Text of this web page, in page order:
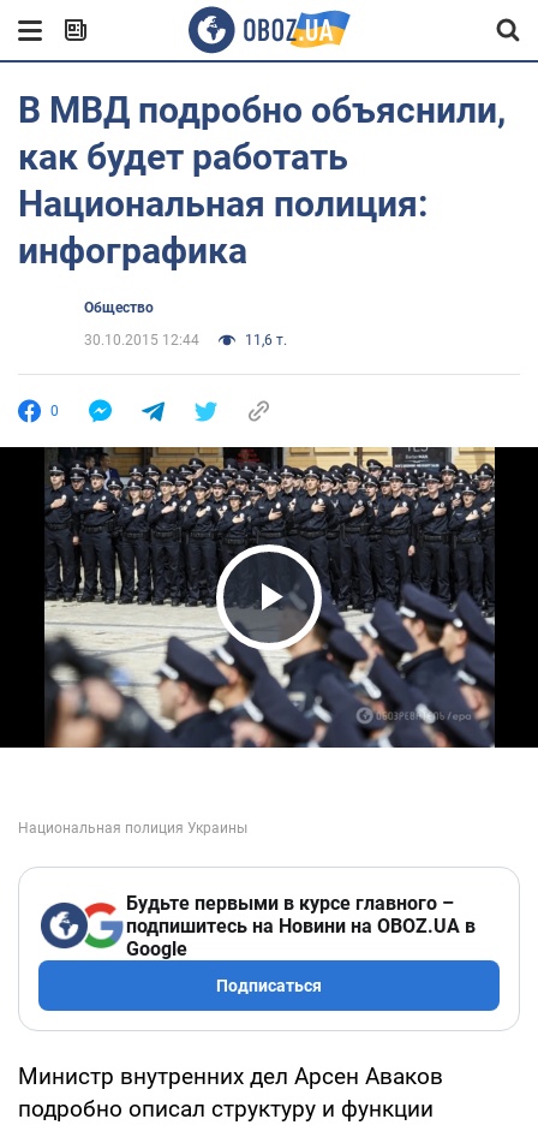
В МВД подробно объяснили,
как будет работать
Национальная полиция:
инфографика
Общество
30.10.2015 12:44
11,6 т.
0
Play Video
Будьте первыми в курсе главного –
подпишитесь на Новини на OBOZ.UA в
Google
Подписаться
Министр внутренних дел Арсен Аваков
подробно описал структуру и функции